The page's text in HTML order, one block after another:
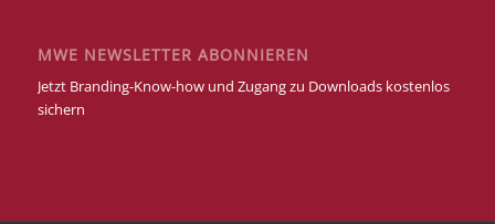
MWE NEWSLETTER ABONNIEREN
Jetzt Branding-Know-how und Zugang zu Downloads kostenlos
sichern